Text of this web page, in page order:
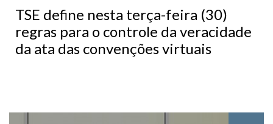
TSE define nesta terça-feira (30)
regras para o controle da veracidade
da ata das convenções virtuais